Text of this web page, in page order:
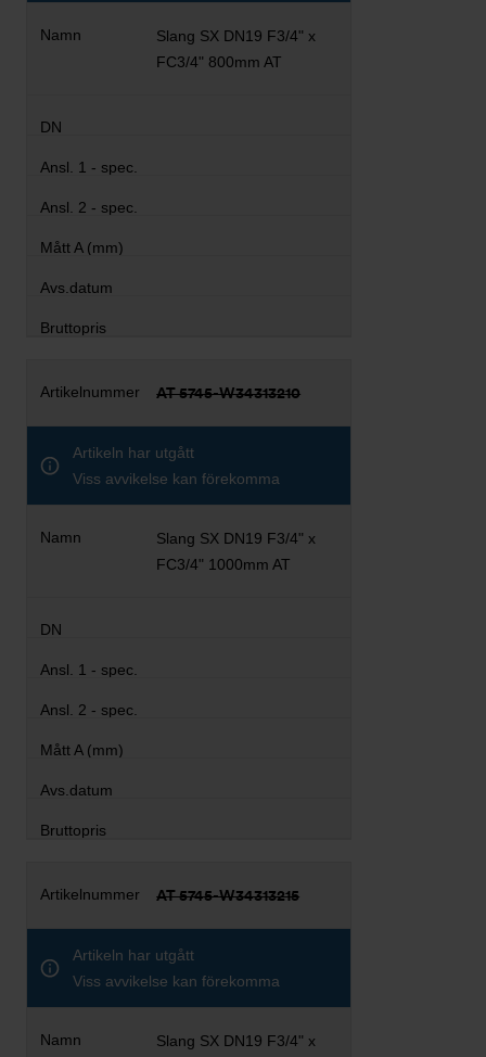
Slang SX DN19 F3/4" x
FC3/4" 800mm AT
AT 5745-W34313210
Artikeln har utgått
Viss avvikelse kan förekomma
Slang SX DN19 F3/4" x
FC3/4" 1000mm AT
AT 5745-W34313215
Artikeln har utgått
Viss avvikelse kan förekomma
Slang SX DN19 F3/4" x